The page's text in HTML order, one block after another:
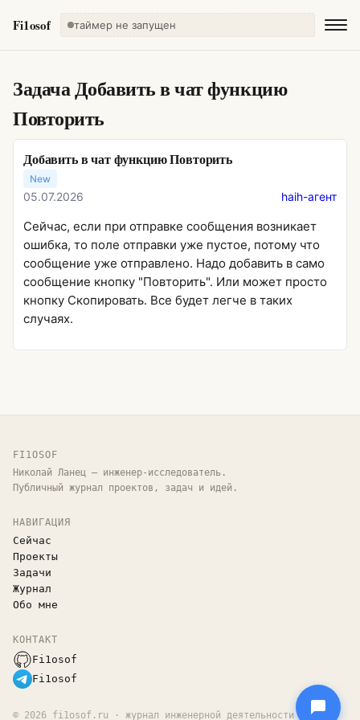
Fi1osof таймер не запущен
ЗадачаДобавить в чат функцию
Повторить
Добавить в чат функцию Повторить
New
05.07.2026 haih-агент
Сейчас, если при отправке сообщения возникает
ошибка, то поле отправки уже пустое, потому что
сообщение уже отправлено. Надо добавить в само
сообщение кнопку "Повторить". Или может просто
кнопку Скопировать. Все будет легче в таких
случаях.
FI1OSOF
Николай Ланец — инженер-исследователь.
Публичный журнал проектов, задач и идей.
НАВИГАЦИЯ
Сейчас
Проекты
Задачи
Журнал
Обо мне
КОНТАКТ
Fi1osof
Fi1osof
© 2026 fi1osof.ru · журнал инженерной деятельности